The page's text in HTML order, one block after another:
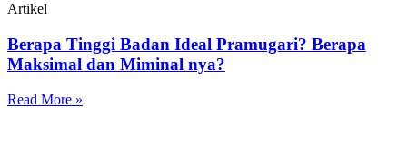
Artikel
Berapa Tinggi Badan Ideal Pramugari? Berapa
Maksimal dan Miminal nya?
Read More »